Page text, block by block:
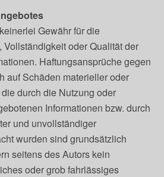
Gewähr für die
Vollständigkeit oder Qualität der
Haftungsansprüche gegen
auf Schäden materieller oder
durch die Nutzung oder
Informationen bzw. durch
und unvollständiger
wurden sind grundsätzlich
seitens des Autors kein
oder grob fahrlässiges